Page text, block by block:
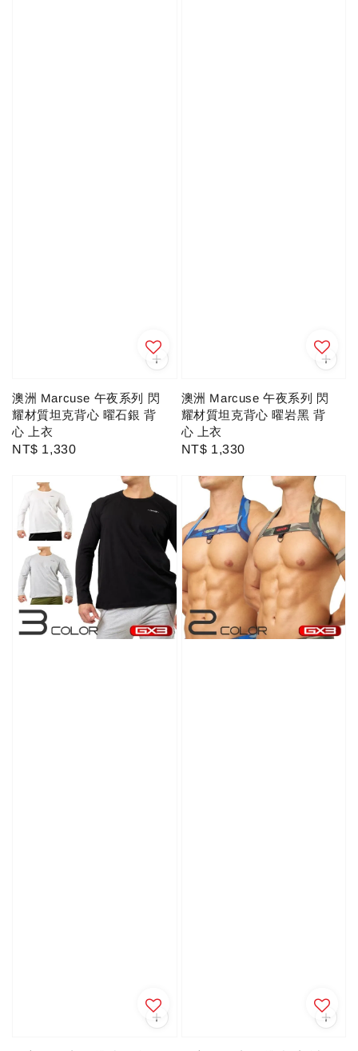
澳洲 Marcuse 午夜系列 閃
耀材質坦克背心 曜石銀 背
心 上衣
Regular
NT$ 1,330
澳洲 Marcuse 午夜系列 閃
耀材質坦克背心 曜岩黑 背
心 上衣
Regular
NT$ 1,330